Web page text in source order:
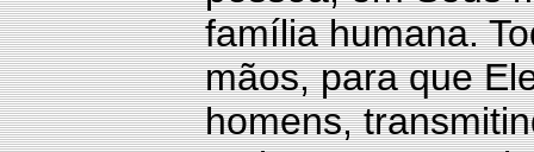
família humana.
mãos, para que
homens,